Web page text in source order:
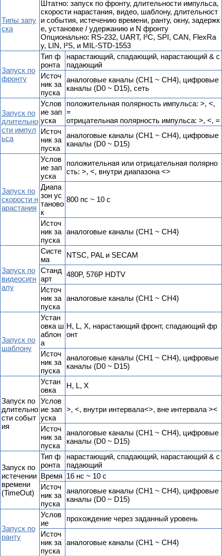
Типы запу
ска
Штатно: запуск по фронту, длительности импульса,
скорости нарастания, видео, шаблону, длительност
и события, истечению времени, ранту, окну, задержк
е, установке / удержанию и N фронту
Опционально: RS-232, UART, I²C, SPI, CAN, FlexRa
y, LIN, I²S, и MIL-STD-1553
Запуск по
фронту
Тип ф
ронта
нарастающий, спадающий, нарастающий & с
падающий
Источ
ник за
пуска
аналоговые каналы (CH1 ~ CH4), цифровые
каналы (D0 ~ D15), сеть
Запуск по
длительно
сти импул
ьса
Услов
ие зап
уска
положительная полярность импульса: >, <,
=
отрицательная полярность импульса: >, <, =
Источ
ник за
пуска
аналоговые каналы (CH1 ~ CH4), цифровые
каналы (D0 ~ D15)
Запуск по
скорости н
арастания
Услов
ие зап
уска
положительная или отрицательная полярно
сть: >, <, внутри диапазона <>
Диапа
зон ус
таново
к
800 пс ~ 10 с
Источ
ник за
пуска
аналоговые каналы (CH1 ~ CH4)
Запуск по
видеосигн
алу
Систе
ма
NTSC, PAL и SECAM
Станд
арт
480P, 576P HDTV
Источ
ник за
пуска
аналоговые каналы (CH1 ~ CH4)
Запуск по
шаблону
Устан
овка ш
аблон
а
H, L, X, нарастающий фронт, спадающий фр
онт
Источ
ник за
пуска
аналоговые каналы (CH1 ~ CH4), цифровые
каналы (D0 ~ D15)
Запуск по
длительно
сти событ
ия
Устан
овка
H, L, X
Услов
ие зап
уска
>, <, внутри интервала<>, вне интервала ><
Источ
ник за
пуска
аналоговые каналы (CH1 ~ CH4), цифровые
каналы (D0 ~ D15)
Запуск по
истечении
времени
(TimeOut)
Тип ф
ронта
нарастающий, спадающий, нарастающий & с
падающий
Время 16 нс ~ 10 с
Источ
ник за
пуска
аналоговые каналы (CH1 ~ CH4), цифровые
каналы (D0 ~ D15)
Запуск по
ранту
Услов
ие
прохождение через заданный уровень
Источ
ник за
пуска
аналоговые каналы (CH1 ~ CH4)